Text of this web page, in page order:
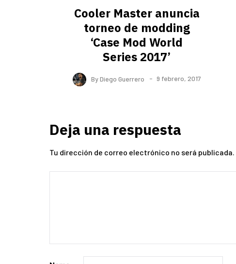
Cooler Master anuncia
torneo de modding
‘Case Mod World
Series 2017’
ByDiego Guerrero 9 febrero, 2017
Deja una respuesta
Tu dirección de correo electrónico no será publicada.